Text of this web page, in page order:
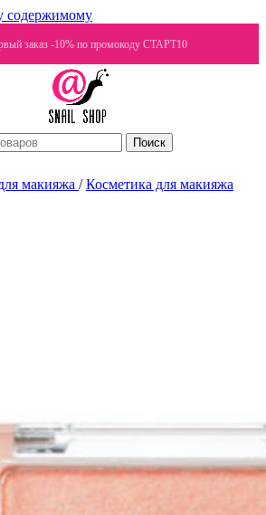
содержимому
заказ -10% по промокоду СТАРТ10
Поиск
макияжа / Косметика для макияжа